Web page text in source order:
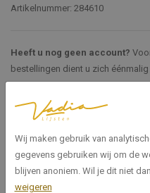
Artikelnummer: 284610
Heeft u nog geen account?
bestellingen dient u zich
Specificaties
Artikelnummer
Wij maken gebruik van
gegevens gebruiken wij om de
blijven anoniem. Wil je dit niet
weigeren